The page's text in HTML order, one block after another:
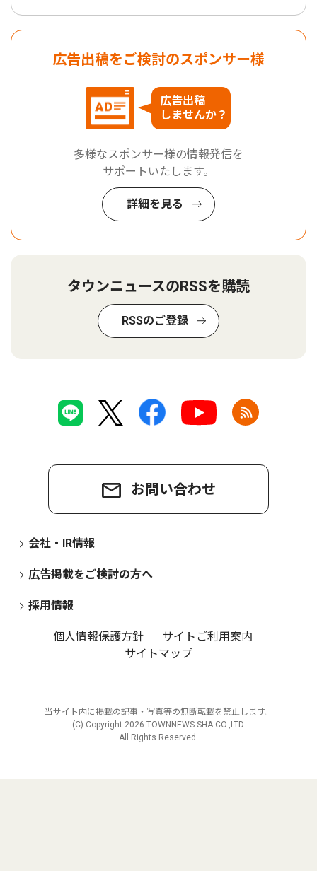
広告出稿をご検討のスポンサー様
広告出稿
しませんか？
多様なスポンサー様の情報発信を
サポートいたします。
詳細を見る
タウンニュースのRSSを購読
RSSのご登録
お問い合わせ
会社・IR情報
広告掲載をご検討の方へ
採用情報
個人情報保護方針
サイトご利用案内
サイトマップ
当サイト内に掲載の記事・写真等の無断転載を禁止します。
(C) Copyright 2026 TOWNNEWS-SHA CO.,LTD.
All Rights Reserved.